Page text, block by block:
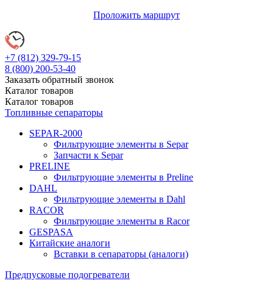
Проложить маршрут
+7 (812) 329-79-15
8 (800) 200-53-40
Заказать обратный звонок
Каталог товаров
Каталог товаров
Топливные сепараторы
SEPAR-2000
Фильтрующие элементы в Separ
Запчасти к Separ
PRELINE
Фильтрующие элементы в Preline
DAHL
Фильтрующие элементы в Dahl
RACOR
Фильтрующие элементы в Racor
GESPASA
Китайские аналоги
Вставки в сепараторы (аналоги)
Предпусковые подогреватели